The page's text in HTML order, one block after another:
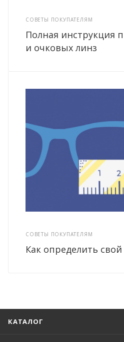
СОВЕТЫ ПОКУПАТЕЛЯМ
Полная инструкция
и очковых линз
СОВЕТЫ ПОКУПАТЕЛЯМ
Как определить
КАТАЛОГ